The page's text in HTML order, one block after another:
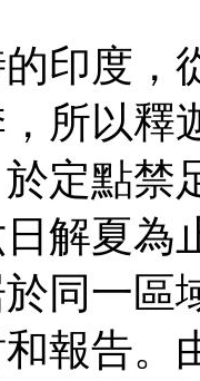
度，
所以釋
定點禁
解夏為
同一區
報告。